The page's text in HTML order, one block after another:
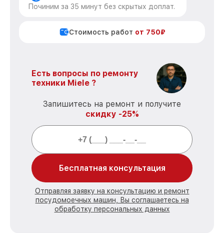
Починим за 35 минут без скрытых доплат.
Стоимость работ от 750₽
Есть вопросы по ремонту
техники Miele ?
Запишитесь на ремонт и получите
скидку -25%
Бесплатная консультация
Отправляя заявку на консультацию и ремонт
посудомоечных машин, Вы соглашаетесь на
обработку персональных данных